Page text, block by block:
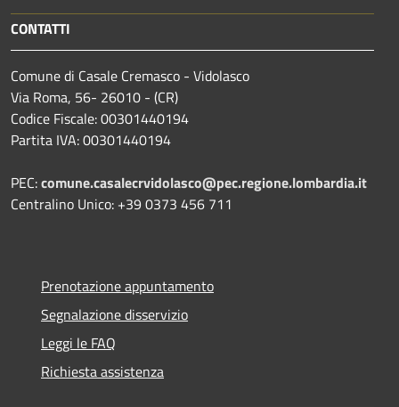
CONTATTI
Comune di Casale Cremasco - Vidolasco
Via Roma, 56- 26010 - (CR)
Codice Fiscale: 00301440194
Partita IVA: 00301440194
PEC:comune.casalecrvidolasco@pec.regione.lombardia.it
Centralino Unico: +39 0373 456 711
Prenotazione appuntamento
Segnalazione disservizio
Leggi le FAQ
Richiesta assistenza